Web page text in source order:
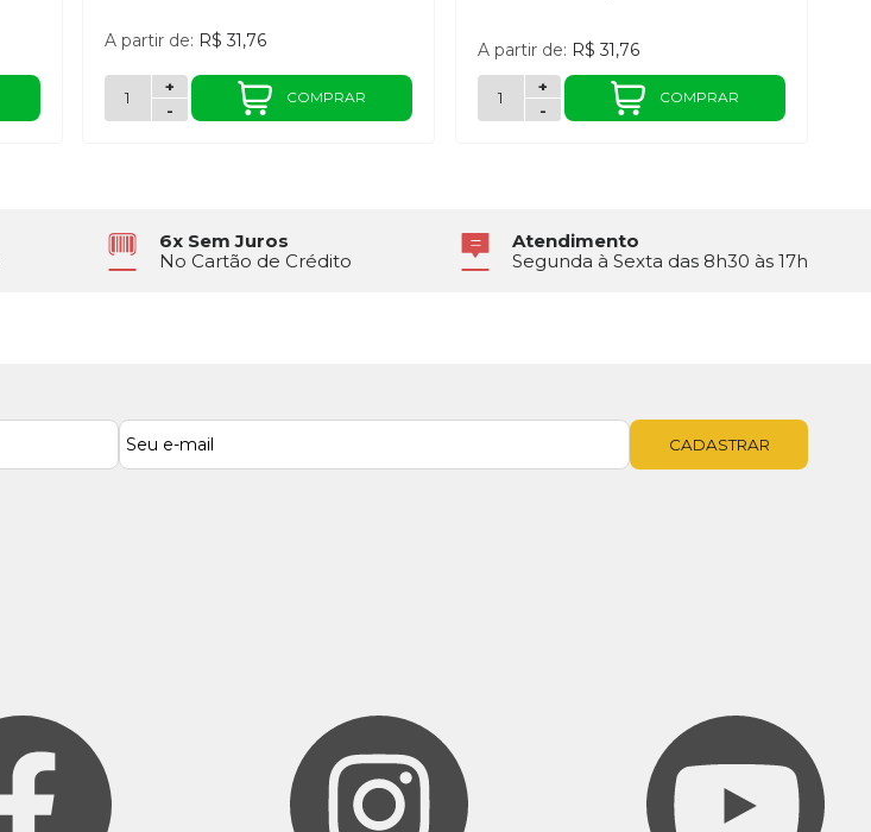
A partir de: R$ 31,76
-
+
COMPRAR
A partir de: R$ 31,76
-
+
COMPRAR
6x Sem Juros
No Cartão de Crédito
Atendimento
Segunda à Sexta das 8h30 às 17h
CADASTRAR